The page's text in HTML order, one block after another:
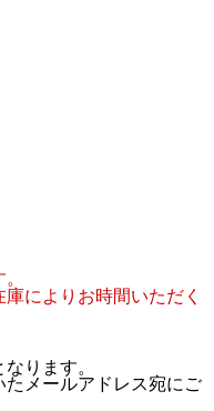
庫によりお時間いただく
ります。
メールアドレス宛にご